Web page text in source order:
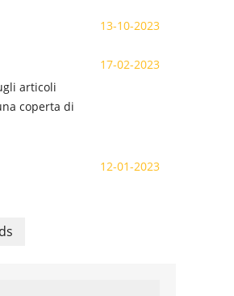
13-10-2023
articoli
coperta di
17-02-2023
12-01-2023